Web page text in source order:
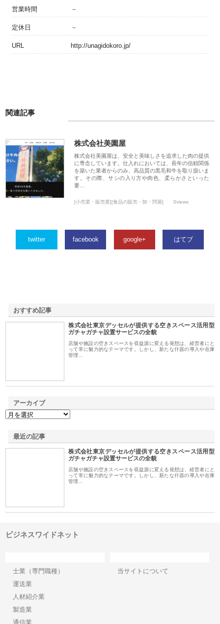
営業時間 －
定休日 －
URL http://unagidokoro.jp/
関連記事
株式会社美園屋
株式会社美園屋は、安全と美味しさを追求した肉の提供
に専念しています。仕入れにおいては、長年の信頼関係
を築いた業者からのみ、高品質の黒毛和牛を取り扱いま
す。その際、サシの入り方や肉色、柔らかさといった
要…
[小売業・販売業][食品の販売・卸・問屋] 0views
twitter facebook google+ はてブ
おすすめ記事
株式会社東京デッセルが提供する空きスペース活用型
ガチャガチャ設置サービスの全貌
店舗や施設の空きスペースを収益源に変える発想は、経営者にと
って常に魅力的なテーマです。しかし、新たな什器の導入や在庫
管理…
アーカイブ
最近の記事
株式会社東京デッセルが提供する空きスペース活用型
ガチャガチャ設置サービスの全貌
店舗や施設の空きスペースを収益源に変える発想は、経営者にと
って常に魅力的なテーマです。しかし、新たな什器の導入や在庫
管理…
ビジネスワイドネット
士業（専門職種）
運送業
人材紹介業
製造業
通信業
当サイトについて